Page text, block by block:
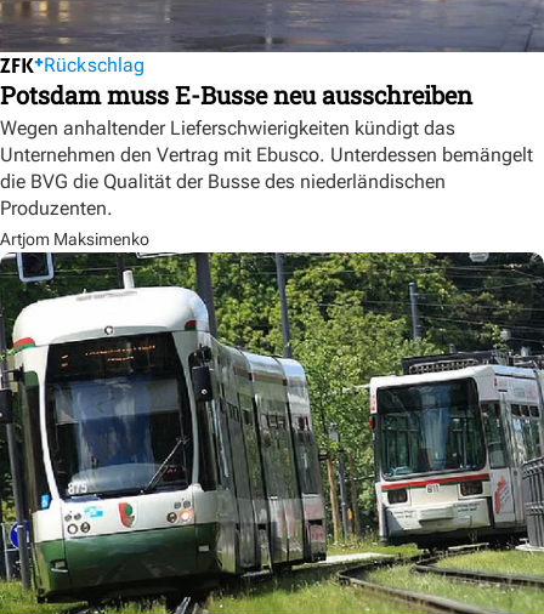
Rückschlag
Potsdam muss E-Busse neu ausschreiben
Wegen anhaltender Lieferschwierigkeiten kündigt das
Unternehmen den Vertrag mit Ebusco. Unterdessen bemängelt
die BVG die Qualität der Busse des niederländischen
Produzenten.
Artjom Maksimenko